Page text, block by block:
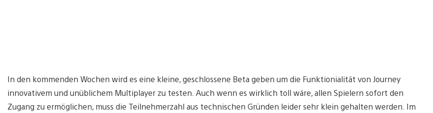
In den kommenden Wochen wird es eine kleine, geschlossene Beta geben um die Funktionialität von Journey
innovativem und unüblichem Multiplayer zu testen. Auch wenn es wirklich toll wäre, allen Spielern sofort den
Zugang zu ermöglichen, muss die Teilnehmerzahl aus technischen Gründen leider sehr klein gehalten werden. Im